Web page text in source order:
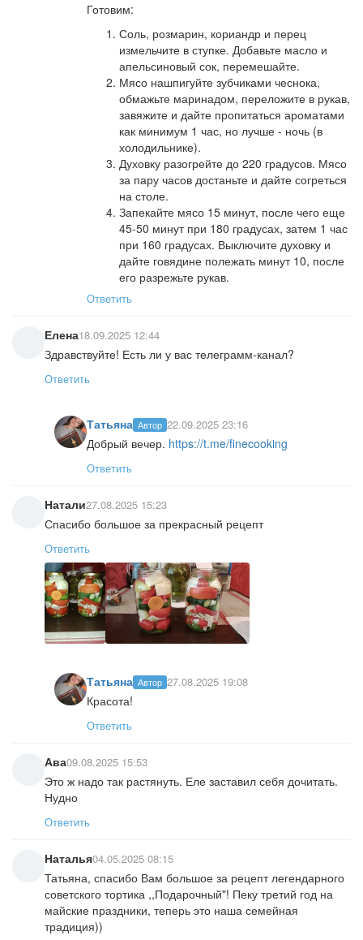
Готовим:
Соль, розмарин, кориандр и перец
измельчите в ступке. Добавьте масло и
апельсиновый сок, перемешайте.
Мясо нашпигуйте зубчиками чеснока,
обмажьте маринадом, переложите в рукав,
завяжите и дайте пропитаться ароматами
как минимум 1 час, но лучше - ночь (в
холодильнике).
Духовку разогрейте до 220 градусов. Мясо
за пару часов достаньте и дайте согреться
на столе.
Запекайте мясо 15 минут, после чего еще
45-50 минут при 180 градусах, затем 1 час
при 160 градусах. Выключите духовку и
дайте говядине полежать минут 10, после
его разрежьте рукав.
Ответить
Елена18.09.2025 12:44
Здравствуйте! Есть ли у вас телеграмм-канал?
Ответить
Татьяна Автор 22.09.2025 23:16
Добрый вечер. https://t.me/finecooking
Ответить
Натали27.08.2025 15:23
Спасибо большое за прекрасный рецепт
Ответить
Татьяна Автор 27.08.2025 19:08
Красота!
Ответить
Ава09.08.2025 15:53
Это ж надо так растянуть. Еле заставил себя дочитать.
Нудно
Ответить
Наталья04.05.2025 08:15
Татьяна, спасибо Вам большое за рецепт легендарного
советского тортика ,,Подарочный"! Пеку третий год на
майские праздники, теперь это наша семейная
традиция))